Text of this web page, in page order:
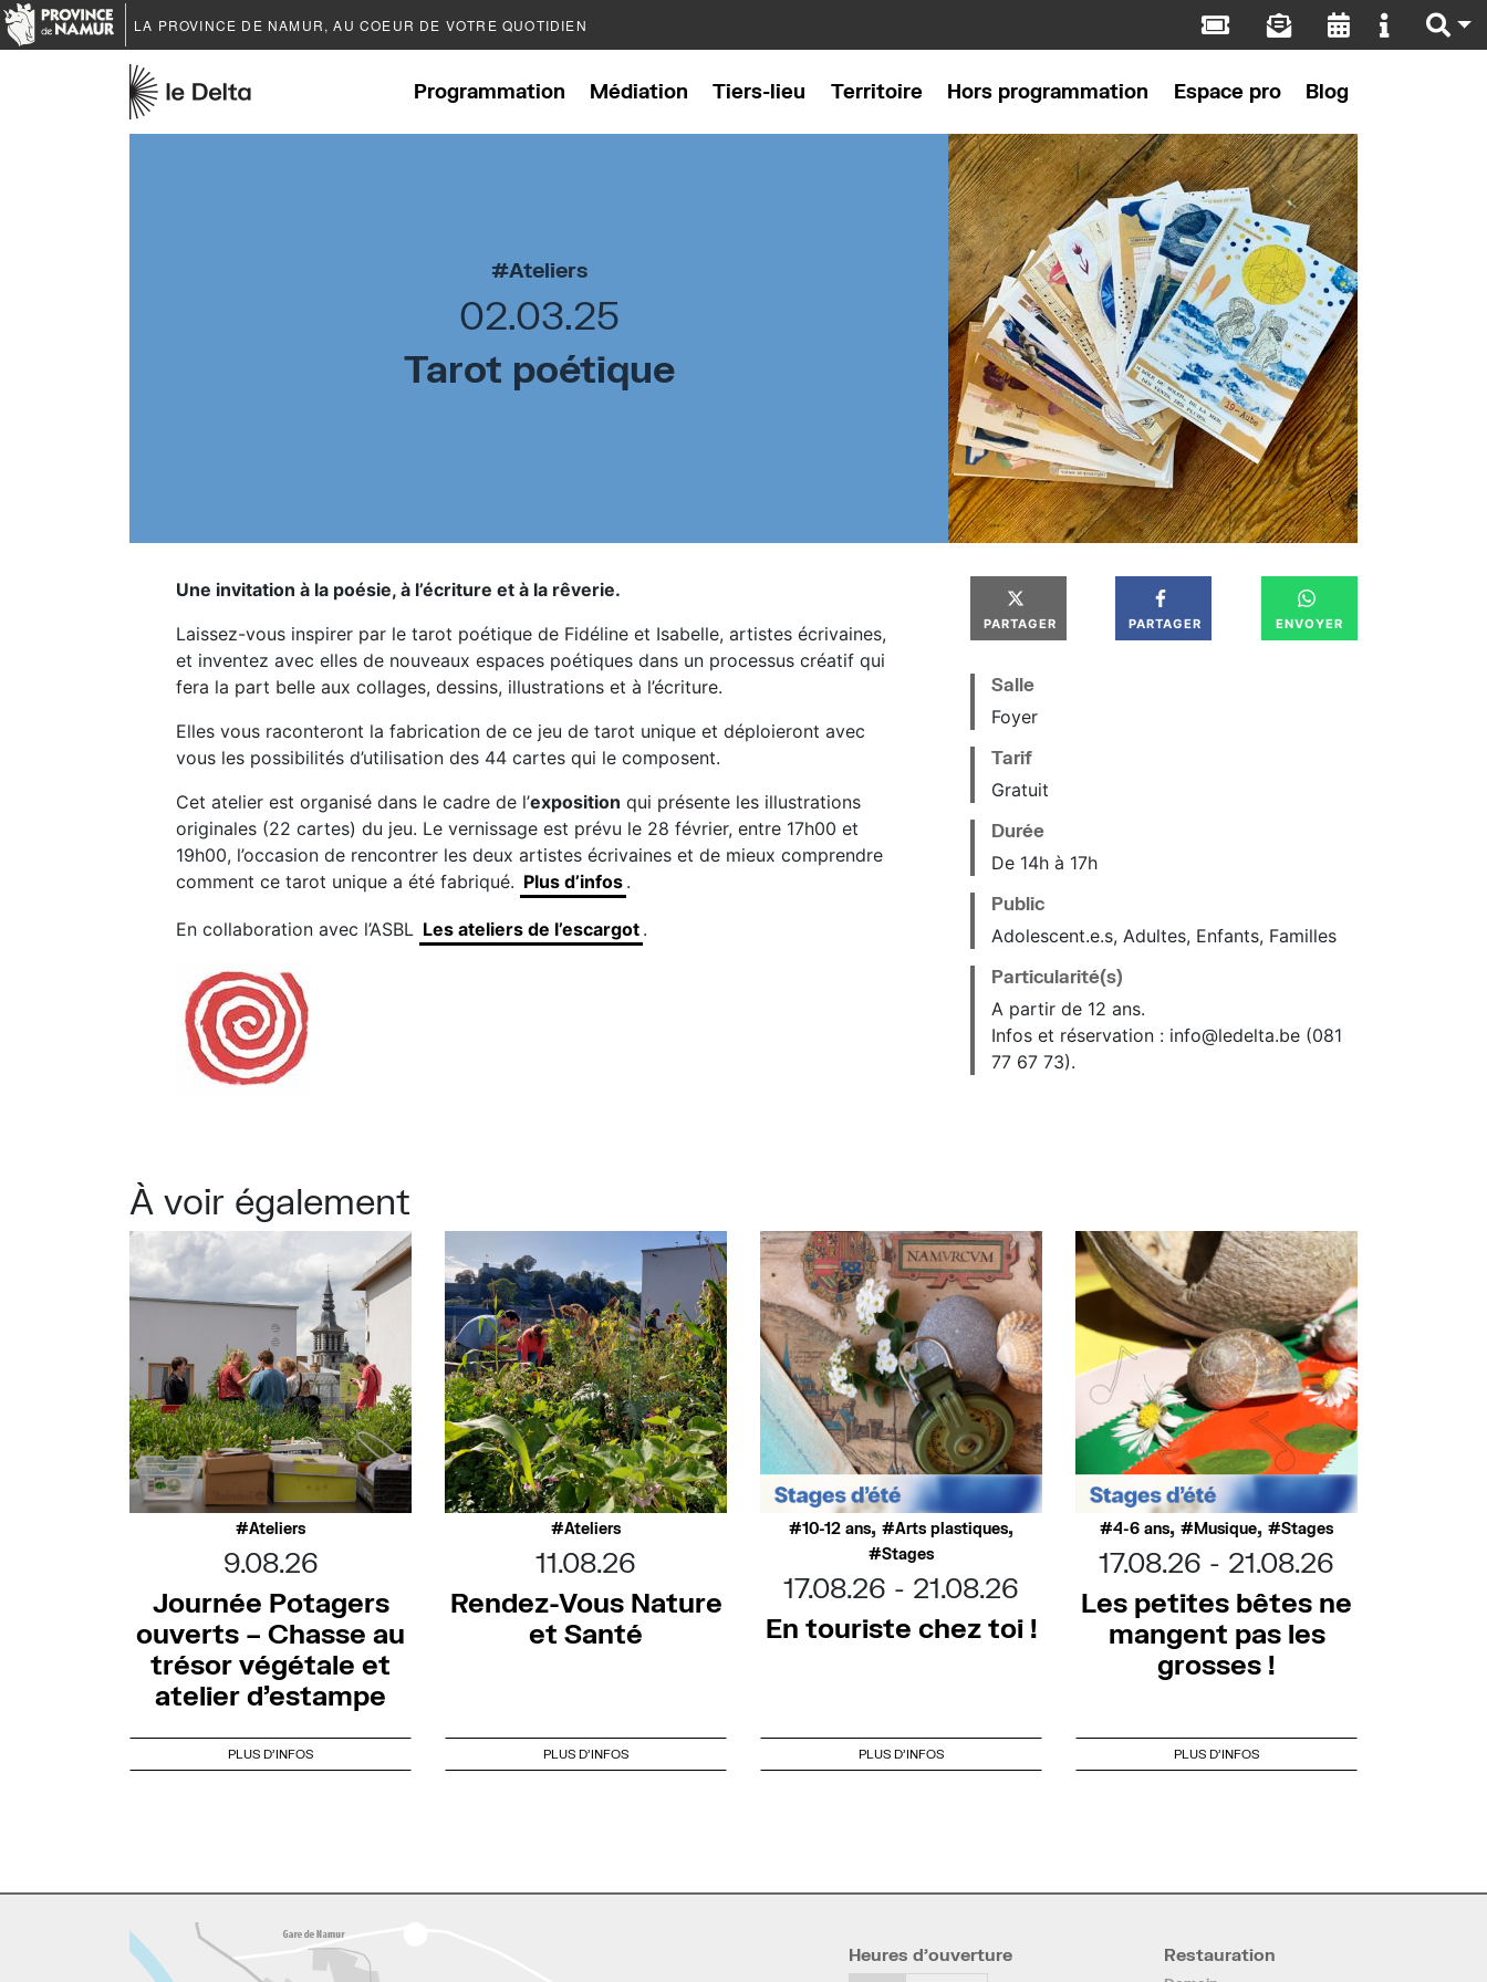
LA PROVINCE DE NAMUR, AU COEUR DE VOTRE QUOTIDIEN
Programmation Médiation Tiers-lieu Territoire Hors programmation Espace pro Blog
Ateliers
02.03.25
Tarot poétique
Une invitation à la poésie, à l’écriture et à la rêverie.
Laissez-vous inspirer par le tarot poétique de Fidéline et Isabelle, artistes écrivaines,
et inventez avec elles de nouveaux espaces poétiques dans un processus créatif qui
fera la part belle aux collages, dessins, illustrations et à l’écriture.
Elles vous raconteront la fabrication de ce jeu de tarot unique et déploieront avec
vous les possibilités d’utilisation des 44 cartes qui le composent.
Cet atelier est organisé dans le cadre de l’exposition qui présente les illustrations
originales (22 cartes) du jeu. Le vernissage est prévu le 28 février, entre 17h00 et
19h00, l’occasion de rencontrer les deux artistes écrivaines et de mieux comprendre
comment ce tarot unique a été fabriqué. Plus d’infos .
En collaboration avec l’ASBL Les ateliers de l’escargot .
PARTAGER PARTAGER ENVOYER
Salle
Foyer
Tarif
Gratuit
Durée
De 14h à 17h
Public
Adolescent.e.s, Adultes, Enfants, Familles
Particularité(s)
A partir de 12 ans.
Infos et réservation : info@ledelta.be (081
77 67 73).
À voir également
Ateliers
9.08.26
Journée Potagers
ouverts – Chasse au
trésor végétale et
atelier d’estampe
PLUS D'INFOS
Ateliers
11.08.26
Rendez-Vous Nature
et Santé
PLUS D'INFOS
10-12 ans, Arts plastiques,
Stages
17.08.26
21.08.26
En touriste chez toi !
PLUS D'INFOS
4-6 ans, Musique, Stages
17.08.26
21.08.26
Les petites bêtes ne
mangent pas les
grosses !
PLUS D'INFOS
Heures d’ouverture Restauration